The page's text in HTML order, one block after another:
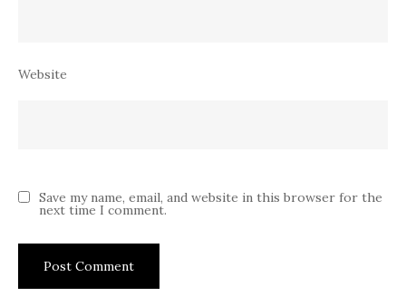
Website
Save my name, email, and website in this browser for the
next time I comment.